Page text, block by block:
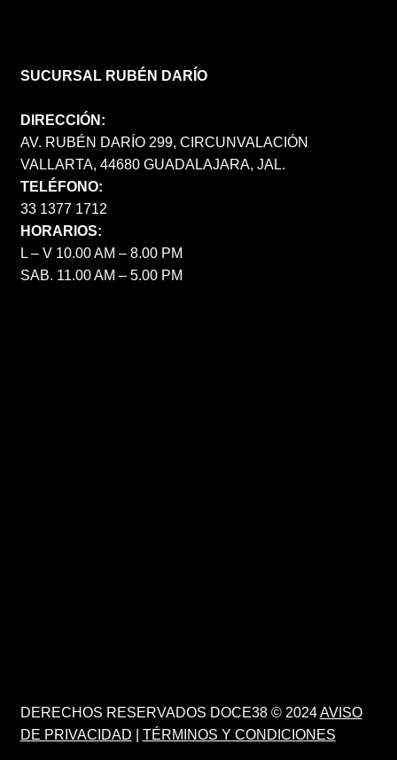
SUCURSAL RUBÉN DARÍO
DIRECCIÓN:
AV. RUBÉN DARÍO 299, CIRCUNVALACIÓN
VALLARTA, 44680 GUADALAJARA, JAL.
TELÉFONO:
33 1377 1712
HORARIOS:
L – V 10.00 AM – 8.00 PM
SAB. 11.00 AM – 5.00 PM
DERECHOS RESERVADOS DOCE38 © 2024AVISO
DE PRIVACIDAD
TÉRMINOS Y CONDICIONES